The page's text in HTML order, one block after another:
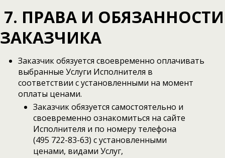
7. ПРАВА И ОБЯЗАННОСТИ
ЗАКАЗЧИКА
Заказчик обязуется своевременно оплачивать
выбранные Услуги Исполнителя в
соответствии с установленными на момент
оплаты ценами.
Заказчик обязуется самостоятельно и
своевременно ознакомиться на сайте
Исполнителя и по номеру телефона
(495 722-83-63) с установленными
ценами, видами Услуг,